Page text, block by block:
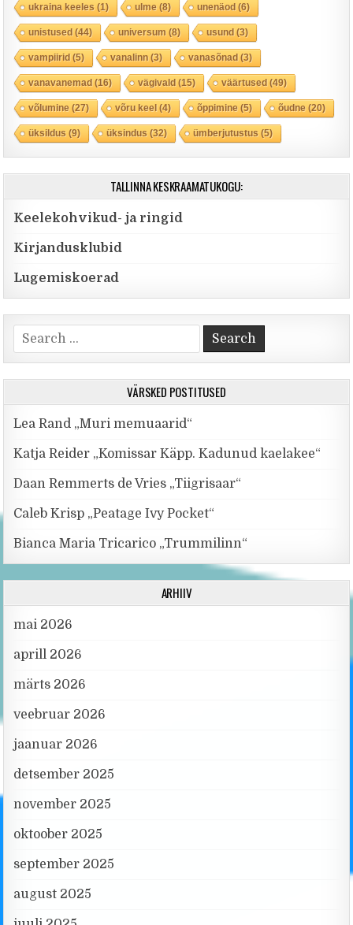
ukraina keeles (1) ulme (8) unenäod(6)
unistused(44) universum (8) usund(3)
vampiirid(5) vanalinn(3) vanasõnad(3)
vanavanemad(16) vägivald(15) väärtused(49)
võlumine (27) võru keel(4) õppimine (5) õudne (20)
üksildus (9) üksindus (32) ümberjutustus (5)
TALLINNA KESKRAAMATUKOGU:
Keelekohvikud- ja ringid
Kirjandusklubid
Lugemiskoerad
Search for:
VÄRSKED POSTITUSED
Lea Rand „Muri memuaarid“
Katja Reider „Komissar Käpp. Kadunud kaelakee“
Daan Remmerts de Vries „Tiigrisaar“
Caleb Krisp „Peatage Ivy Pocket“
Bianca Maria Tricarico „Trummilinn“
ARHIIV
mai 2026
aprill 2026
märts 2026
veebruar 2026
jaanuar 2026
detsember 2025
november 2025
oktoober 2025
september 2025
august 2025